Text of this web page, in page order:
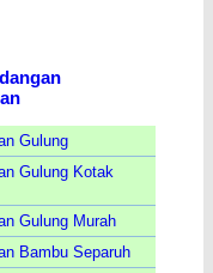
Gulung
Gulung Kotak
Gulung Murah
Bambu Separuh